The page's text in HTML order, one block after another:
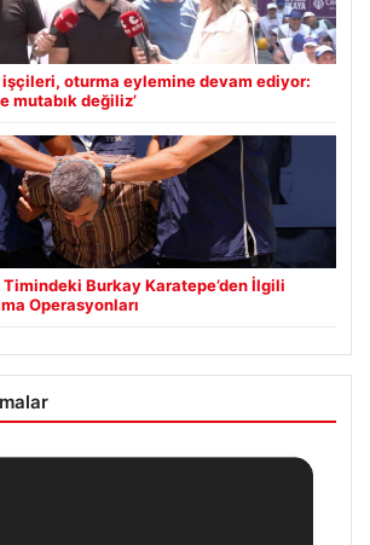
oturma eylemine devam ediyor:
mutabık değiliz’
Timindeki Burkay Karatepe’den İlgili
Operasyonları